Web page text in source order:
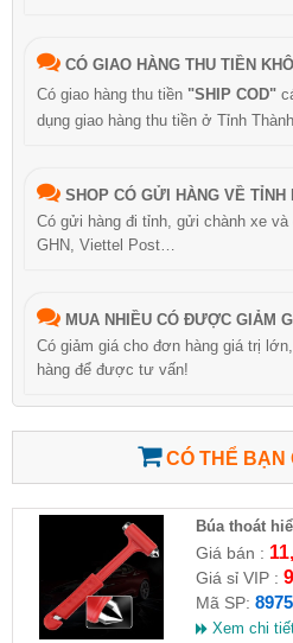
CÓ GIAO HÀNG THU TIỀN
Có giao hàng thu tiền "SHIP COD"
dụng giao hàng thu tiền ở Tỉnh
SHOP CÓ GỬI HÀNG VỀ TỈNH
Có gửi hàng đi tỉnh, gửi chành xe
GHN, Viettel Post…
MUA NHIỀU CÓ ĐƯỢC GIẢM
Có giảm giá cho đơn hàng giá trị
hàng để được tư vấn!
CÓ THỂ BẠN
Búa thoát
Giá bán :
Giá sỉ VIP :
Mã SP: 8975
Xem chi